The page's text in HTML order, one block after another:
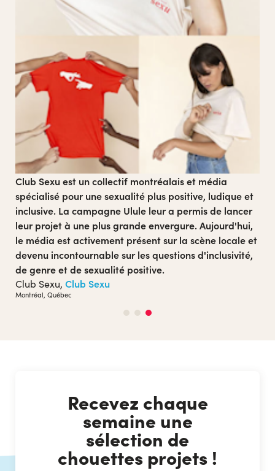
Club Sexu est un collectif montréalais etmédia
spécialisé pour une sexualité plus positive, ludique et
inclusive. La campagne Ulule leur a permis de lancer
leur projet à une plus grande envergure. Aujourd'hui,
le média est activement présent sur la scène locale et
devenu incontournable sur les questions d'inclusivité,
de genre et de sexualité positive.
Club Sexu, Club Sexu
Montréal, Québec
Recevez chaque
semaine une
sélection de
chouettes projets !